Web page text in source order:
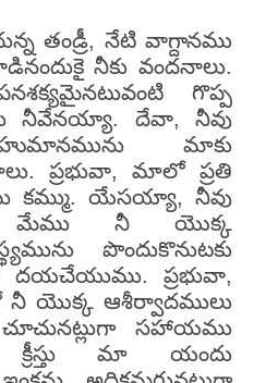
తండ్రీ, నేటి వాగ్దానము
నీకు వందనాలు.
గొప్ప
నీవేనయ్యా. దేవా, నీవు
మాకు
ప్రభువా, మాలో ప్రతి
కమ్ము. యేసయ్యా, నీవు
మేము నీ యొక్క
పొందుకొనుటకు
దయచేయుము. ప్రభువా,
నీ యొక్క ఆశీర్వాదములు
సహాయము
క్రీస్తు మా యందు